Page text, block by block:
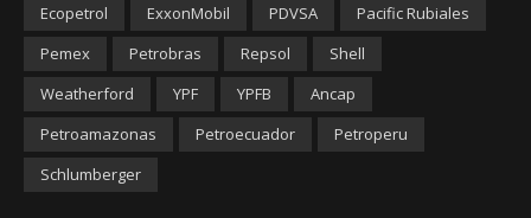
Ecopetrol ExxonMobil PDVSA
Pacific Rubiales
Pemex
Petrobras Repsol
Shell
Weatherford
YPF YPFB
Ancap
Petroamazonas
Petroecuador
Petroperu
Schlumberger